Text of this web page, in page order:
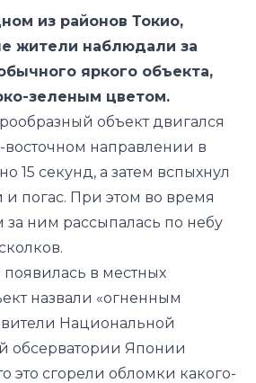
из районов Токио,
жители наблюдали за
яркого объекта,
зеленым цветом.
объект двигался
восточном направлении в
15 секунд, а затем вспыхнул
погас. При этом во время
ним рассыпалась по небу
в местных
назвали «огненным
Национальной
обсерватории Японии
это сгорели обломки какого-